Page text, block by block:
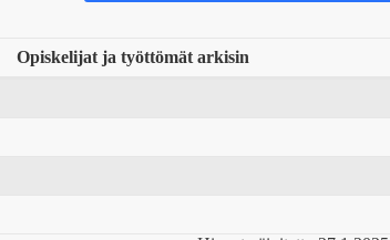
Opiskelijat ja työttömät arkisin